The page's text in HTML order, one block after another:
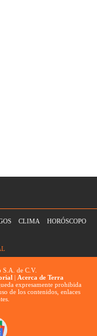
CLIMA HORÓSCOPO
de C.V.
| Acerca de Terra
expresamente prohibida
de los contenidos, enlaces